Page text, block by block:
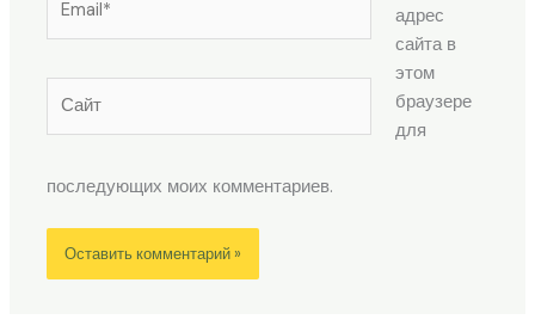
адрес
сайта в
этом
браузере
для
последующих моих комментариев.